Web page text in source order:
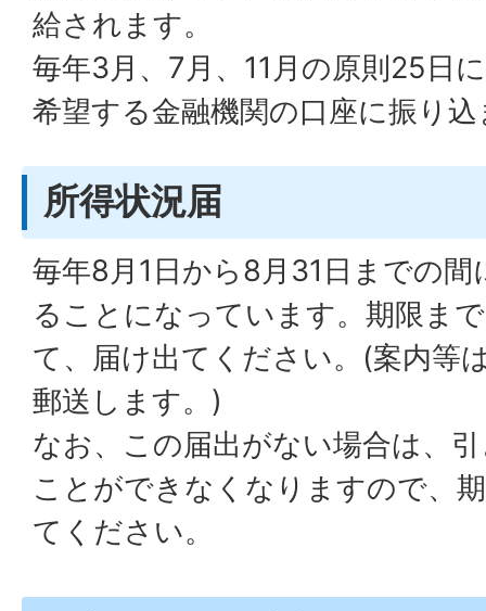
給されます。
毎年3月、7月、11月の原則25日
希望する金融機関の口座に振り
所得状況届
毎年8月1日から8月31日までの間
ることになっています。期限ま
て、届け出てください。(案内等
郵送します。)
なお、この届出がない場合は、
ことができなくなりますので、
てください。